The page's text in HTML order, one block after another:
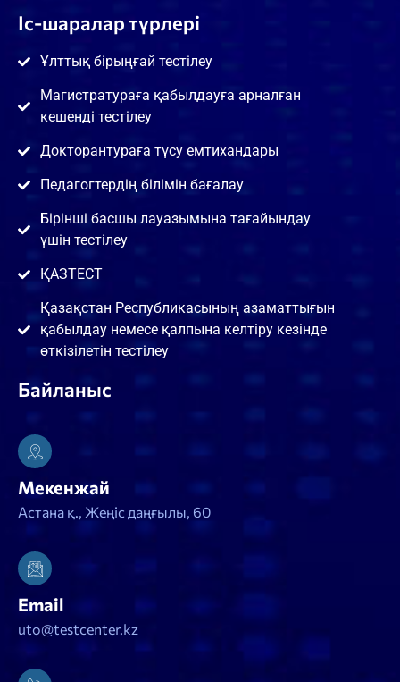
Іс-шаралар түрлері
Ұлттық бірыңғай тестілеу
Магистратураға қабылдауға арналған
кешенді тестілеу
Докторантураға түсу емтихандары
Педагогтердің білімін бағалау
Бірінші басшы лауазымына тағайындау
үшін тестілеу
ҚАЗТЕСТ
Қазақстан Республикасының азаматтығын
қабылдау немесе қалпына келтіру кезінде
өткізілетін тестілеу
Байланыс
Мекенжай
Астана қ., Жеңіс даңғылы, 60
Email
uto@testcenter.kz